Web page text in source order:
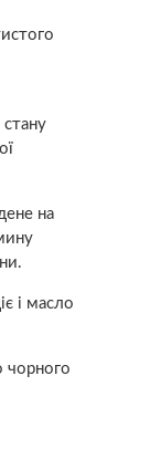
стану
на
і масло
чорного